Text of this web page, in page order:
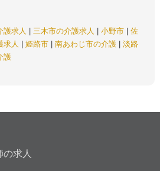
護求人 三木市の介護求人 小野市
佐
求人 姫路市 南あわじ市の介護
淡路
護
求人